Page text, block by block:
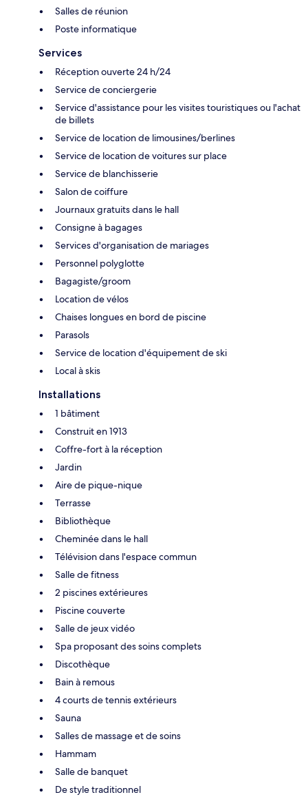
Salles de réunion
Poste informatique
Services
Réception ouverte 24 h/24
Service de conciergerie
Service d'assistance pour les visites touristiques ou l'achat
de billets
Service de location de limousines/berlines
Service de location de voitures sur place
Service de blanchisserie
Salon de coiffure
Journaux gratuits dans le hall
Consigne à bagages
Services d'organisation de mariages
Personnel polyglotte
Bagagiste/groom
Location de vélos
Chaises longues en bord de piscine
Parasols
Service de location d'équipement de ski
Local à skis
Installations
1 bâtiment
Construit en 1913
Coffre-fort à la réception
Jardin
Aire de pique-nique
Terrasse
Bibliothèque
Cheminée dans le hall
Télévision dans l'espace commun
Salle de fitness
2 piscines extérieures
Piscine couverte
Salle de jeux vidéo
Spa proposant des soins complets
Discothèque
Bain à remous
4 courts de tennis extérieurs
Sauna
Salles de massage et de soins
Hammam
Salle de banquet
De style traditionnel